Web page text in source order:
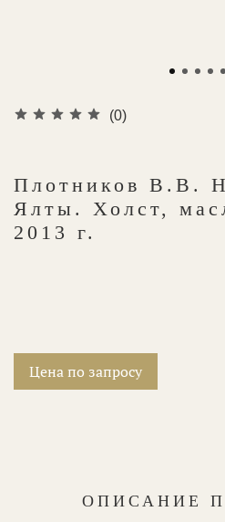
(0)
Плотников В.В.
Ялты. Холст,
2013 г.
Цена по запросу
ОПИСАНИЕ